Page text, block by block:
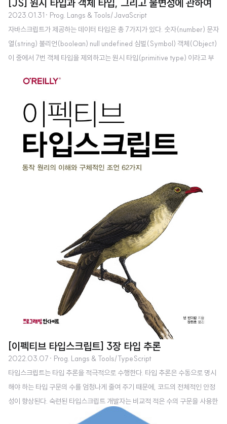
[JS] 원시 타입과 객체 타입, 그리고 불변성에 관하여
2023.01.31 · Prog. Langs & Tools/JavaScript
자바스크립트가 제공하는 데이터 타입은 총 7가지가 있다. 숫자(number) 문자
열(string) 불리언(boolean) null undefined 심벌(Symbol) 객체(Object)
이 중에서 7번 객체 타입을 제외하고는 원시 타입(primitive type) 이라고 부
을 이렇게 구분하는 이유는 원시 타입과 객체 타입이 근본적으로 다른 점이 있
기 때문이다. 크게 3가지 정도 생각해 볼 수 있다. 원시 타입은 변경이 불가능한
(immutable) 값이다. 반면에 객체(참조) 타입은 변경 가능한(mutable) 값이
다. 원시 값을 변수에 할당하면 변수(확보된 메모리 공간)에는 실제 값이 저장
된다. 반면에 객체를 변수에..
[이펙티브 타입스크립트] 3장 타입 추론
2022.03.07 · Prog. Langs & Tools/TypeScript
타입스크립트는 타입 추론을 적극적으로 수행한다. 타입 추론은 수동으로 명시
해야 하는 타입 구문의 수를 엄청나게 줄여 주기 때문에, 코드의 전체적인 안정
성이 향상된다. 숙련된 타입스크립트 개발자는 비교적 적은 수의 구문을 사용한
다. 반면, 초보자의 코드는 불필요한 타입 구문으로 도배되어 있다. 이번 장을 읽